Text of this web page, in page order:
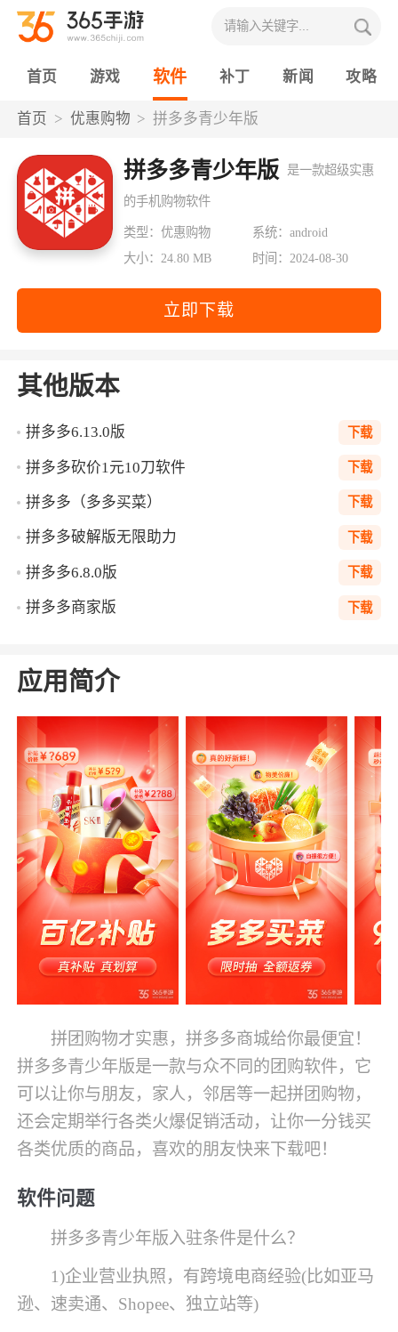
首页 游戏 软件 补丁 新闻 攻略
首页 优惠购物 拼多多青少年版
拼多多青少年版 是一款超级实惠
的手机购物软件
类型：优惠购物
系统：android
大小：24.80 MB
时间：2024-08-30
立即下载
其他版本
拼多多6.13.0版 下载
拼多多砍价1元10刀软件 下载
拼多多（多多买菜） 下载
拼多多破解版无限助力 下载
拼多多6.8.0版 下载
拼多多商家版 下载
应用简介
拼团购物才实惠，拼多多商城给你最便宜！
拼多多青少年版是一款与众不同的团购软件，它
可以让你与朋友，家人，邻居等一起拼团购物，
还会定期举行各类火爆促销活动，让你一分钱买
各类优质的商品，喜欢的朋友快来下载吧！
软件问题
拼多多青少年版入驻条件是什么？
1)企业营业执照，有跨境电商经验(比如亚马
逊、速卖通、Shopee、独立站等)